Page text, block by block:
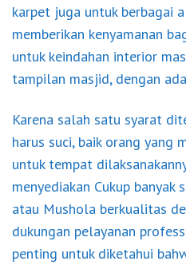
karpet juga untuk berbagai
memberikan kenyamanan
untuk keindahan interior
tampilan masjid, dengan
Karena salah satu syarat
harus suci, baik orang yang
untuk tempat
menyediakan Cukup
atau Mushola berkualitas
dukungan pelayanan
penting untuk diketahui